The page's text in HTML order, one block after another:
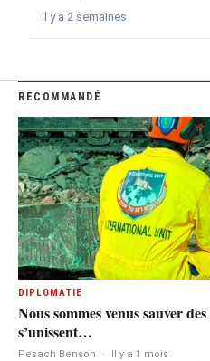
Il y a 2 semaines
RECOMMANDÉ
DIPLOMATIE
Nous sommes venus sauver
s’unissent…
Pesach Benson · Il y a 1 mois